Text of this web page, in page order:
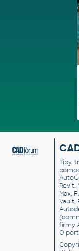
Tipy,
Revit,
Max,
Vault,
firmy
O